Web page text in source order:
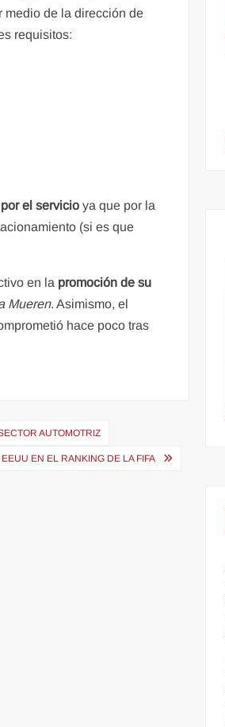
medio de la dirección de
requisitos:
el servicio ya que por la
(si es que
en la promoción de su
Mueren. Asimismo, el
hace poco tras
AUTOMOTRIZ
EN EL RANKING DE LA FIFA